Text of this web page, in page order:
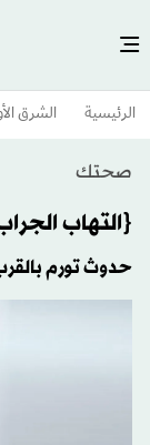
الرئيسية الشرق
صحتك
{التهاب
حدوث تورم